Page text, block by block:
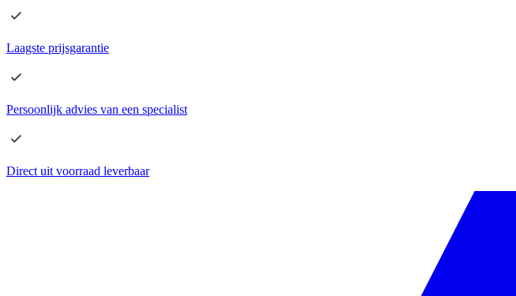
Laagste prijsgarantie
Persoonlijk advies van een specialist
Direct uit voorraad leverbaar